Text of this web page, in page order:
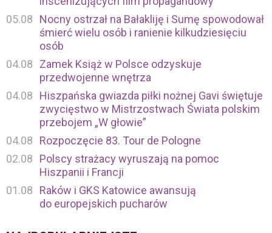
05.08
Nocny ostrzał na Bałakliję i Sumę spowodował
śmierć wielu osób i ranienie kilkudziesięciu
osób
04.08
Zamek Książ w Polsce odzyskuje
przedwojenne wnętrza
04.08
Hiszpańska gwiazda piłki nożnej Gavi świętuje
zwycięstwo w Mistrzostwach Świata polskim
przebojem „W głowie”
04.08
Rozpoczęcie 83. Tour de Pologne
02.08
Polscy strażacy wyruszają na pomoc
Hiszpanii i Francji
01.08
Raków i GKS Katowice awansują
do europejskich pucharów